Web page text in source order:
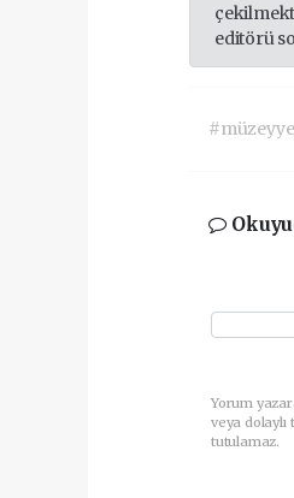
editörü
Yorum
veya
tutulamaz.